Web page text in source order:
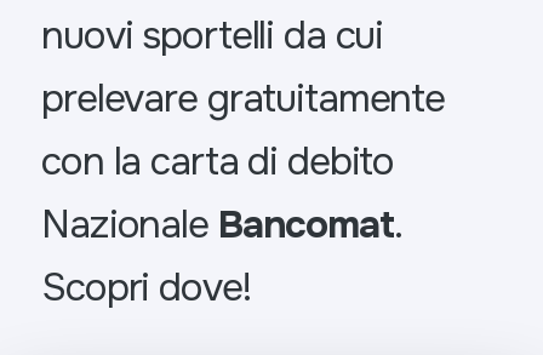
nuovi sportelli da cui
prelevare gratuitamente
con la carta di debito
Nazionale Bancomat.
Scopri dove!